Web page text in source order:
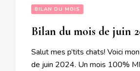
BILAN DU MOIS
Bilan du mois de juin
Salut mes p’tits chats! Voici
de juin 2024. Un mois 100%